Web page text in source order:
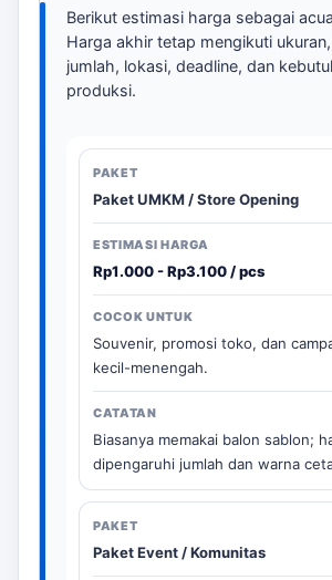
Berikut estimasi harga sebagai
Harga akhir tetap mengikuti
jumlah, lokasi, deadline, dan
produksi.
Paket UMKM / Store Opening
Rp1.000 - Rp3.100 / pcs
Souvenir, promosi toko, dan
kecil-menengah.
Biasanya memakai balon sablon;
dipengaruhi jumlah dan warna
Paket Event / Komunitas